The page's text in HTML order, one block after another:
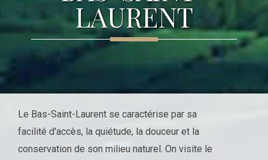
LAURENT
Le Bas-Saint-Laurent se caractérise par sa
facilité d'accès, la quiétude, la douceur et la
conservation de son milieu naturel. On visite le